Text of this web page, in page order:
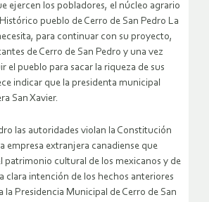
ejercen los pobladores, el núcleo agrario
pueblo de Cerro de San Pedro La
para continuar con su proyecto,
de Cerro de San Pedro y una vez
el pueblo para sacar la riqueza de sus
indicar que la presidenta municipal
San Xavier.
las autoridades violan la Constitución
empresa extranjera canadiense que
patrimonio cultural de los mexicanos y de
clara intención de los hechos anteriores
la Presidencia Municipal de Cerro de San